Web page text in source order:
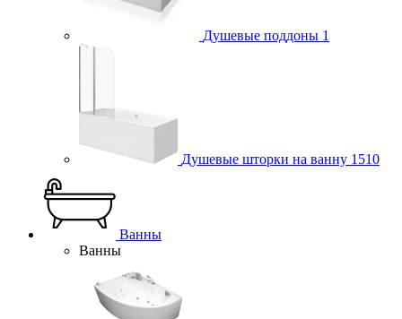
Душевые поддоны 1
Душевые шторки на ванну 1510
Ванны
Ванны